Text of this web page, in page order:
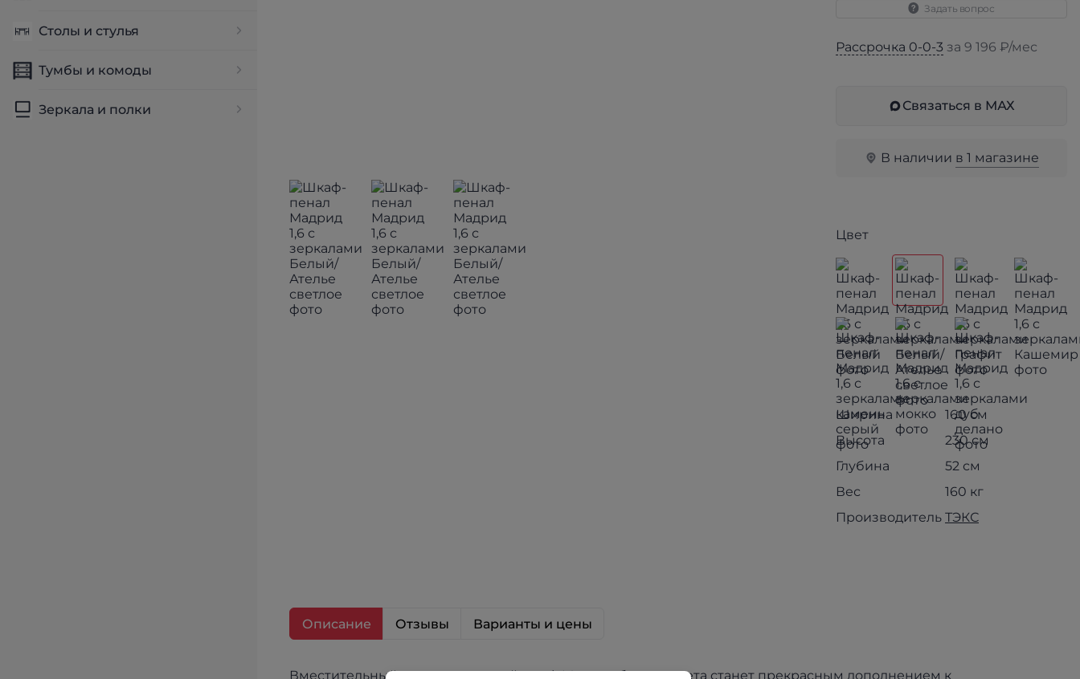
Столы и стулья
Тумбы и комоды
Зеркала и полки
Задать вопрос
Рассрочка 0-0-3 за 9 196 ₽/мес
Связаться в МАХ
В наличии в 1 магазине
Цвет
Ширина
160 см
Высота
230 см
Глубина
52 см
Вес
160 кг
Производитель ТЭКС
Описание Отзывы Варианты и цены
Вместительный четырехдверный шкаф Мадрид белого цвета станет прекрасным дополнением к